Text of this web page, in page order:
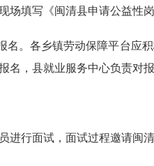
场填写《闽清县申请公益性
。各乡镇劳动保障平台应积
名，县就业服务中心负责对
行面试，面试过程邀请闽清